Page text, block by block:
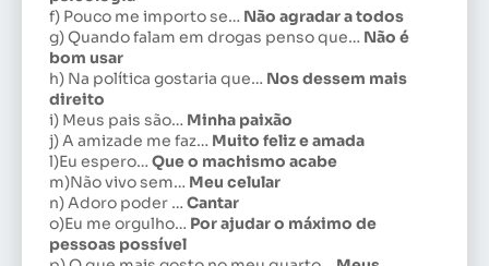
f) Pouco me importo se… Não agradar a todos
g) Quando falam em drogas penso que… Não é
bom usar
h) Na política gostaria que… Nos dessem mais
direito
i) Meus pais são… Minha paixão
j) A amizade me faz… Muito feliz e amada
l)Eu espero… Que o machismo acabe
m)Não vivo sem… Meu celular
n) Adoro poder … Cantar
o)Eu me orgulho… Por ajudar o máximo de
pessoas possível